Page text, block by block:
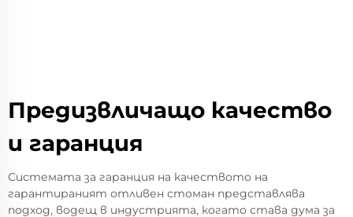
Предизвличащо качество
и гаранция
Системата за гаранция на качеството на
гарантираният отливен стоман представлява
подход, водещ в индустрията, когато става дума за